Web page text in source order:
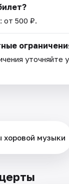
от 500 ₽.
уточняйте у
музыки